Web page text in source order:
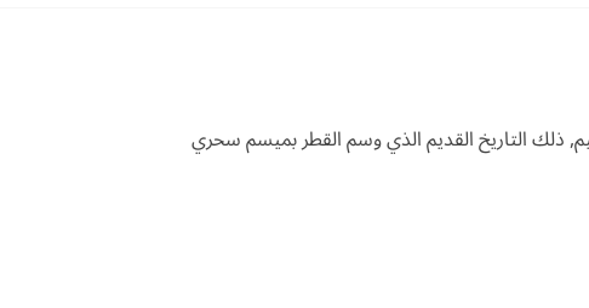
ذلك التاريخ القديم الذي وسم القطر بميسم سحري